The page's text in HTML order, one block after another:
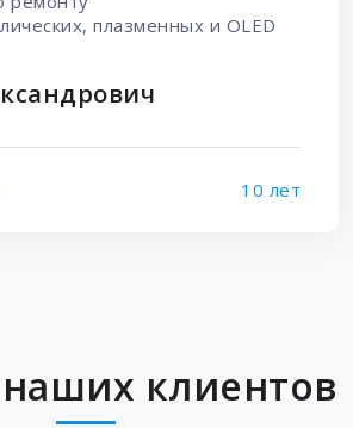
плазменных и OLED
10 лет
клиентов